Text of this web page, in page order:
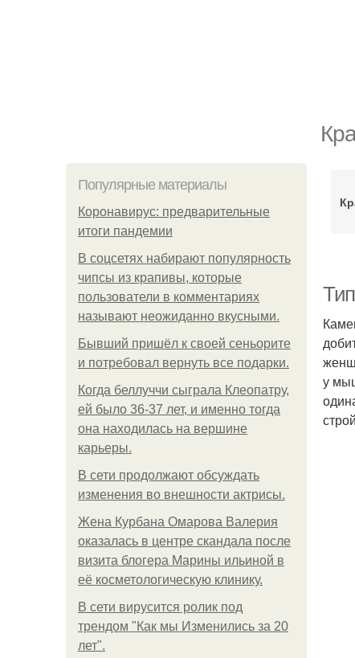
Популярные материалы
Коронавирус: предварительные
итоги пандемии
В соцсетях набирают популярность
чипсы из крапивы, которые
пользователи в комментариях
называют неожиданно вкусными.
Бывший пришёл к своей сеньорите
и потребовал вернуть все подарки.
Когда беллуччи сыграла Клеопатру,
ей было 36-37 лет, и именно тогда
она находилась на вершине
карьеры.
В сети продолжают обсуждать
изменения во внешности актрисы.
Жена Курбана Омарова Валерия
оказалась в центре скандала после
визита блогера Марины ильиной в
её косметологическую клинику.
В сети вирусится ролик под
трендом "Как мы Изменились за 20
лет".
у